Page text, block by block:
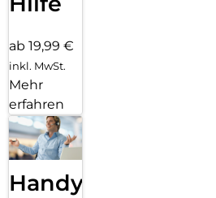
ab 19,99 €
inkl. MwSt.
Mehr
erfahren
Handy